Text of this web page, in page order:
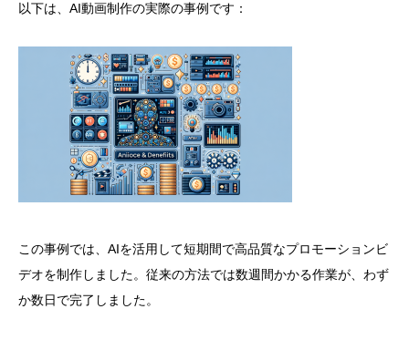
以下は、AI動画制作の実際の事例です：
この事例では、AIを活用して短期間で高品質なプロモーションビ
デオを制作しました。従来の方法では数週間かかる作業が、わず
か数日で完了しました。